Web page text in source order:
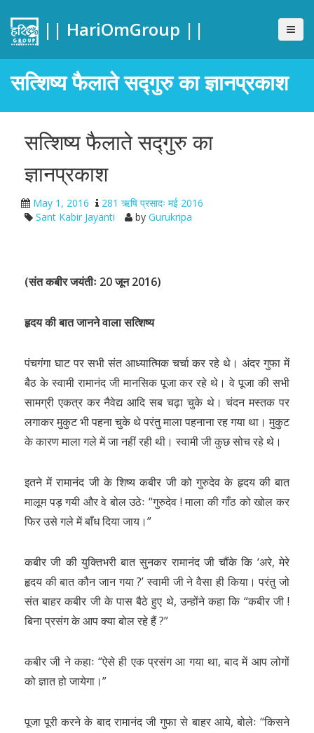
|| HariOmGroup ||
सत्शिष्य फैलाते सद्गुरु का ज्ञानप्रकाश
सत्शिष्य फैलाते सद्गुरु का
ज्ञानप्रकाश
May 1, 2016
281 ऋषि प्रसादः मई 2016
Sant Kabir Jayanti
by Gurukripa
(संत कबीर जयंतीः 20 जून 2016)
हृदय की बात जानने वाला सत्शिष्य
पंचगंगा घाट पर सभी संत आध्यात्मिक चर्चा कर रहे थे। अंदर गुफा में
बैठ के स्वामी रामानंद जी मानसिक पूजा कर रहे थे। वे पूजा की सभी
सामग्री एकत्र कर नैवेद्य आदि सब चढ़ा चुके थे। चंदन मस्तक पर
लगाकर मुकुट भी पहना चुके थे परंतु माला पहनाना रह गया था। मुकुट
के कारण माला गले में जा नहीं रही थी। स्वामी जी कुछ सोच रहे थे।
इतने में रामानंद जी के शिष्य कबीर जी को गुरुदेव के हृदय की बात
मालूम पड़ गयी और वे बोल उठेः “गुरुदेव ! माला की गाँठ को खोल कर
फिर उसे गले में बाँध दिया जाय।”
कबीर जी की युक्तिभरी बात सुनकर रामानंद जी चौंके कि ‘अरे, मेरे
हृदय की बात कौन जान गया ?’ स्वामी जी ने वैसा ही किया। परंतु जो
संत बाहर कबीर जी के पास बैठे हुए थे, उन्होंने कहा कि “कबीर जी !
बिना प्रसंग के आप क्या बोल रहे हैं ?”
कबीर जी ने कहाः “ऐसे ही एक प्रसंग आ गया था, बाद में आप लोगों
को ज्ञात हो जायेगा।”
पूजा पूरी करने के बाद रामानंद जी गुफा से बाहर आये, बोलेः “किसने